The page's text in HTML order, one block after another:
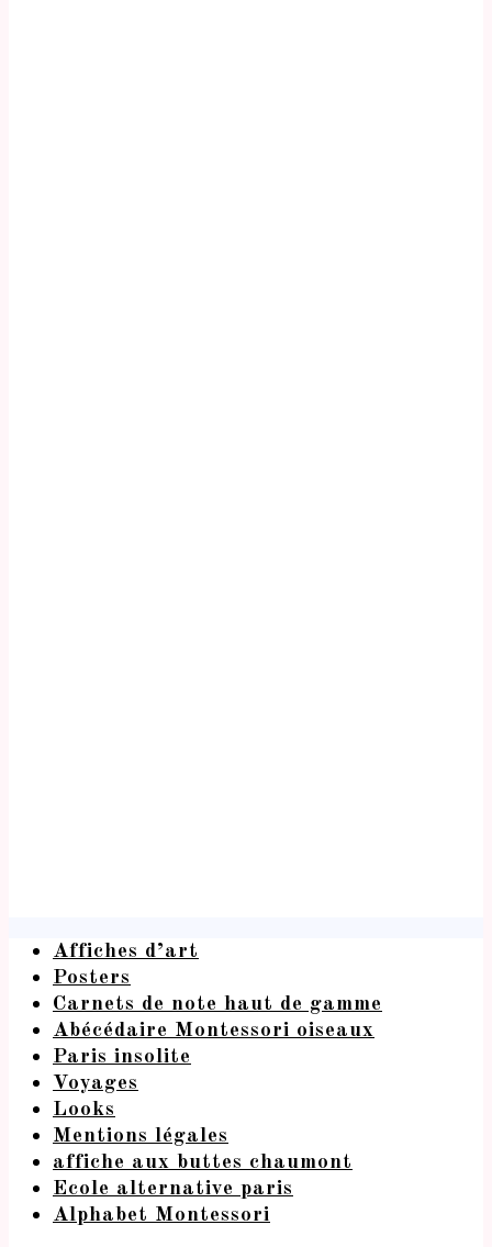
Affiches d’art
Posters
Carnets de note haut de gamme
Abécédaire Montessori oiseaux
Paris insolite
Voyages
Looks
Mentions légales
affiche aux buttes chaumont
Ecole alternative paris
Alphabet Montessori